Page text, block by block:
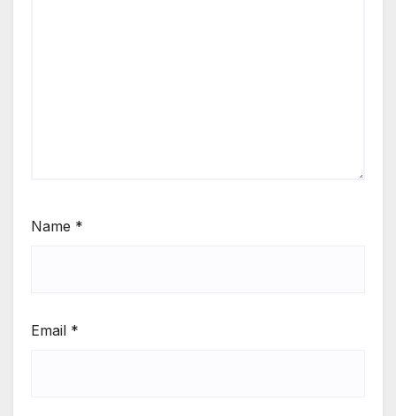
Name *
Email *